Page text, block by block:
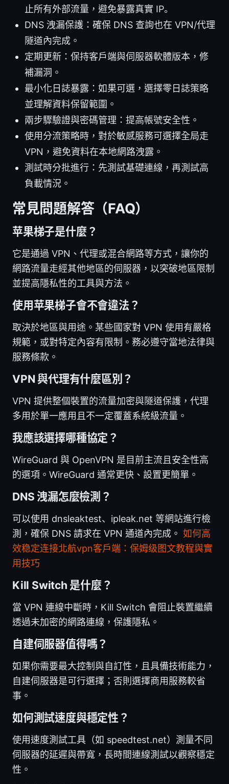
止所有外部流量，避免暴露真實 IP。
DNS 洩漏保護：確保 DNS 查詢也在 VPN/代理
隧道內完成。
定期更新：保持客戶端與伺服器軟體版本，修
補漏洞。
最小化日誌暴露：如果可選，選擇零日誌策略
並理解資料保留範圍。
兩步驟驗證與密碼管理：提高帳號安全性。
使用分流策略時，對於敏感服務可選擇全局走
VPN，避免資料在本地網路洩露。
測試時分批進行：先測試基礎連線，再測試高
負載情況。
常見問題解答（FAQ）
苹果梯子是什麼？
它是通過 VPN、代理或混合網路等方式，讓你的
網路流量走經其他地區的伺服器，以突破地區限制
並提高隱私性的工具與方法。
使用苹果梯子會不會違法？
取決於地區與用途。某些國家對 VPN 使用有嚴格
規範，或對特定內容有限制。務必遵守當地法律與
服務條款。
VPN 與代理有什麼區別？
VPN 提供整個裝置的流量加密與隧道保護，代理
多用於單一應用且不一定覆蓋系統級流量。
我應該選擇哪種協定？
WireGuard 與 OpenVPN 是目前主流且安全性高
的選項。WireGuard 通常更快、設置更簡單。
DNS 洩漏怎麼檢測？
可以使用 dnsleaktest、ipleak.net 等網站進行檢
測，確保 DNS 請求在 VPN 通道內完成。 如何高
效稳定连接北航vpn客户端：保姆级图文教程與實
用技巧
Kill Switch 是什麼？
當 VPN 連線中斷時，Kill Switch 會阻止裝置繼續
透過未加密的網路連線，保護隱私。
自建伺服器值得嗎？
如果你需要最大控制與自訂性，且具備技術能力，
自建伺服器是可行選擇；否則選擇商用服務較省
事。
如何測試速度與穩定性？
使用速度測試工具（如 speedtest.net）測量不同
伺服器的延遲與帶寬，長時間連線測試以觀察穩定
性。